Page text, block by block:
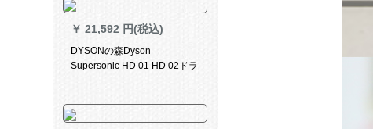
￥ 21,592 円(税込)
DYSONの森Dyson
Supersonic HD 01 HD 02ドラ
イヤ専门版英规HD 02二代目